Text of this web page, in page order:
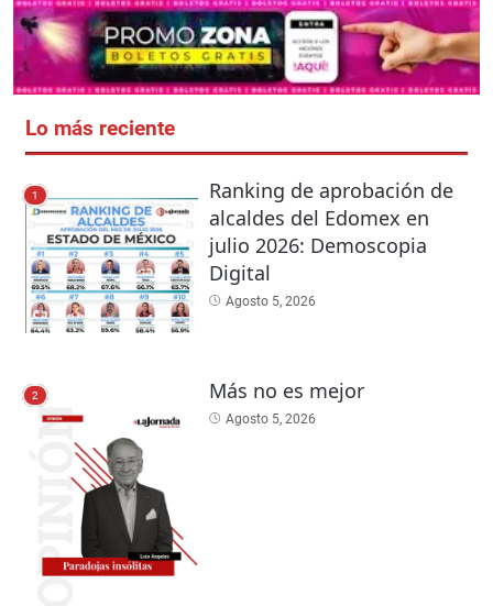
Lo más reciente
1
Ranking de aprobación de
alcaldes del Edomex en
julio 2026: Demoscopia
Digital
Agosto 5, 2026
2 Más no es mejor
Agosto 5, 2026